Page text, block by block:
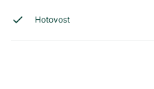
Hotovost